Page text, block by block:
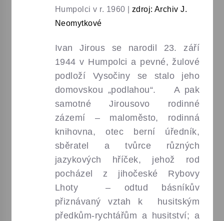
Humpolci v r. 1960
zdroj: Archiv J.
Neomytkové
Ivan Jirous se narodil 23. září
1944 v Humpolci a pevné, žulové
podloží Vysočiny se stalo jeho
domovskou „podlahou“. A pak
samotné Jirousovo rodinné
zázemí – maloměsto, rodinná
knihovna, otec berní úředník,
sběratel a tvůrce různých
jazykových hříček, jehož rod
pocházel z jihočeské Rybovy
Lhoty – odtud básníkův
přiznávaný vztah k husitským
předkům-rychtářům a husitství; a